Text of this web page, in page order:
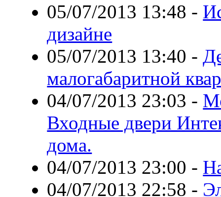
05/07/2013 13:48 -
дизайне
05/07/2013 13:40 -
малогабаритной
04/07/2013 23:03 -
Входные двери
дома.
04/07/2013 23:00 -
04/07/2013 22:58 -